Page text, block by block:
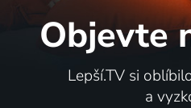
Objevte
Lepší.TV si
a